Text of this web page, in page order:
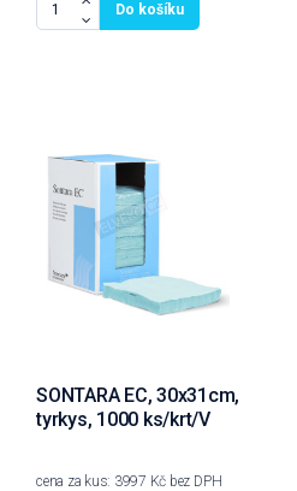
Do košíku
SONTARA EC, 30x31cm,
tyrkys, 1000 ks/krt/V
cena za kus: 3997 Kč bez DPH